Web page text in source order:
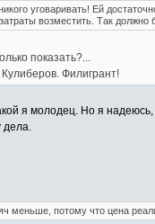
уговаривать! Ей
возместить. Так должно
показать?...
Филигрант!
я молодец. Но я
дела.
меньше, потому что цена